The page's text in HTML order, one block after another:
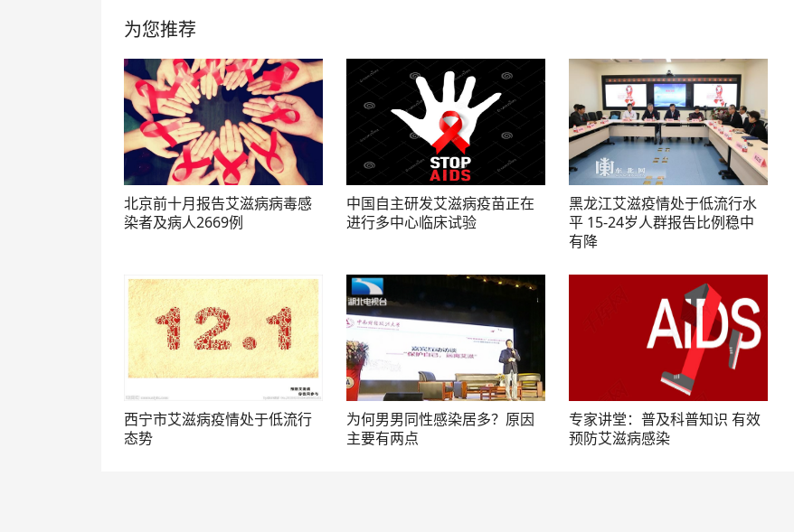
为您推荐
北京前十月报告艾滋病病毒感
染者及病人2669例
中国自主研发艾滋病疫苗正在
进行多中心临床试验
黑龙江艾滋疫情处于低流行水
平 15-24岁人群报告比例稳中
有降
西宁市艾滋病疫情处于低流行
态势
为何男男同性感染居多？原因
主要有两点
专家讲堂：普及科普知识 有效
预防艾滋病感染